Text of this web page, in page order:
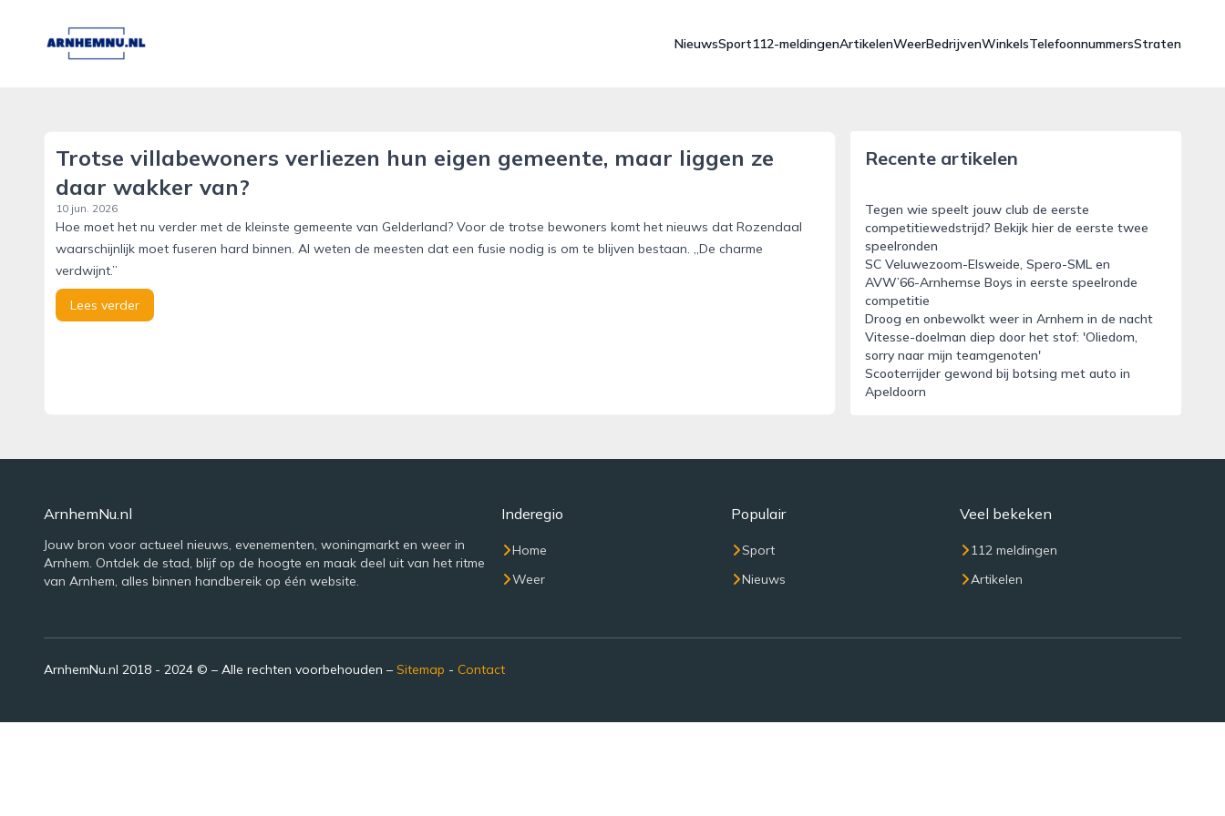
arnhemnu.nl
NieuwsSport112-meldingenArtikelenWeerBedrijvenWinkelsTelefoonnummersStraten
Trotse villabewoners verliezen hun eigen gemeente, maar liggen ze
daar wakker van?
10 jun. 2026
Hoe moet het nu verder met de kleinste gemeente van Gelderland? Voor de trotse bewoners komt het nieuws dat Rozendaal
waarschijnlijk moet fuseren hard binnen. Al weten de meesten dat een fusie nodig is om te blijven bestaan. „De charme
verdwijnt.’’
Lees verder
Recente artikelen
Tegen wie speelt jouw club de eerste
competitiewedstrijd? Bekijk hier de eerste twee
speelronden
SC Veluwezoom-Elsweide, Spero-SML en
AVW’66-Arnhemse Boys in eerste speelronde
competitie
Droog en onbewolkt weer in Arnhem in de nacht
Vitesse-doelman diep door het stof: 'Oliedom,
sorry naar mijn teamgenoten'
Scooterrijder gewond bij botsing met auto in
Apeldoorn
ArnhemNu.nl
Jouw bron voor actueel nieuws, evenementen, woningmarkt en weer in
Arnhem. Ontdek de stad, blijf op de hoogte en maak deel uit van het ritme
van Arnhem, alles binnen handbereik op één website.
Inderegio
Home
Weer
Populair
Sport
Nieuws
Veel bekeken
112 meldingen
Artikelen
ArnhemNu.nl 2018 - 2024 © – Alle rechten voorbehouden – Sitemap - Contact